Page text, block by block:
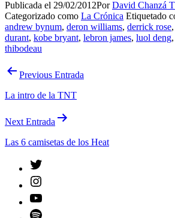
Publicada el 29/02/2012PorDavid Chanzá
Categorizado como La Crónica Etiquetado
andrew bynum, deron williams, derrick rose,
durant, kobe bryant, lebron james, luol deng,
thibodeau
Navegación
entradas
Previous Entrada
La intro de la TNT
Next Entrada
Las 6 camisetas de los Heat